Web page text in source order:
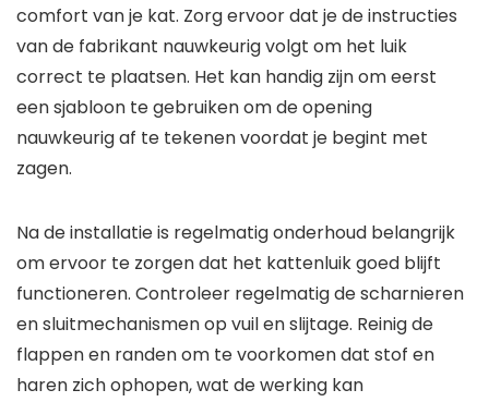
comfort van je kat. Zorg ervoor dat je de instructies
van de fabrikant nauwkeurig volgt om het luik
correct te plaatsen. Het kan handig zijn om eerst
een sjabloon te gebruiken om de opening
nauwkeurig af te tekenen voordat je begint met
zagen.
Na de installatie is regelmatig onderhoud belangrijk
om ervoor te zorgen dat het kattenluik goed blijft
functioneren. Controleer regelmatig de scharnieren
en sluitmechanismen op vuil en slijtage. Reinig de
flappen en randen om te voorkomen dat stof en
haren zich ophopen, wat de werking kan